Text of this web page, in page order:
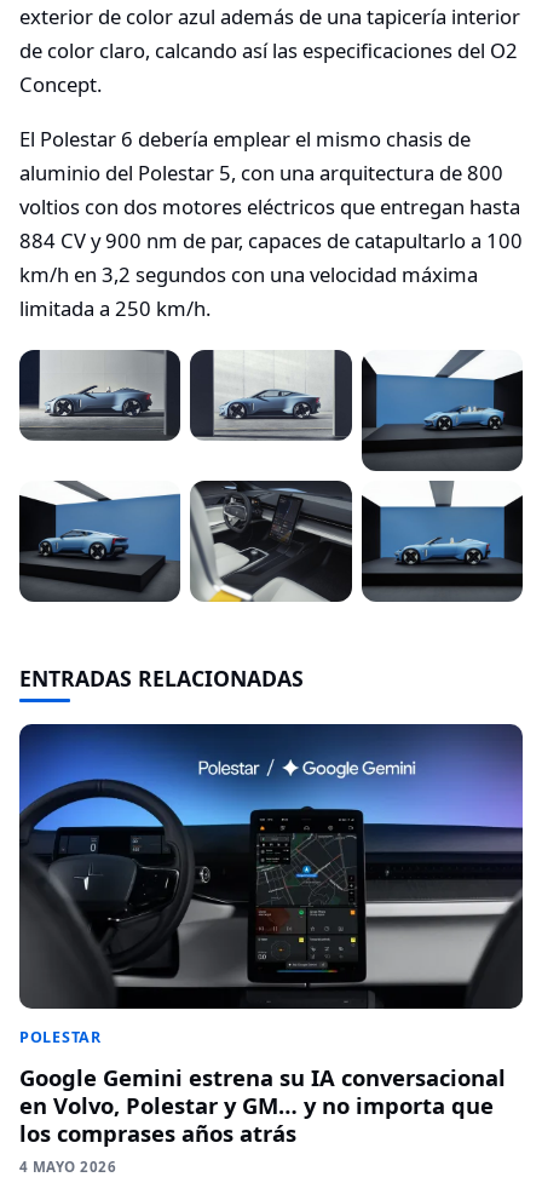
exterior de color azul además de una tapicería interior
de color claro, calcando así las especificaciones del O2
Concept.
El Polestar 6 debería emplear el mismo chasis de
aluminio del Polestar 5, con una arquitectura de 800
voltios con dos motores eléctricos que entregan hasta
884 CV y 900 nm de par, capaces de catapultarlo a 100
km/h en 3,2 segundos con una velocidad máxima
limitada a 250 km/h.
ENTRADAS RELACIONADAS
POLESTAR
Google Gemini estrena su IA conversacional
en Volvo, Polestar y GM… y no importa que
los comprases años atrás
4 MAYO 2026